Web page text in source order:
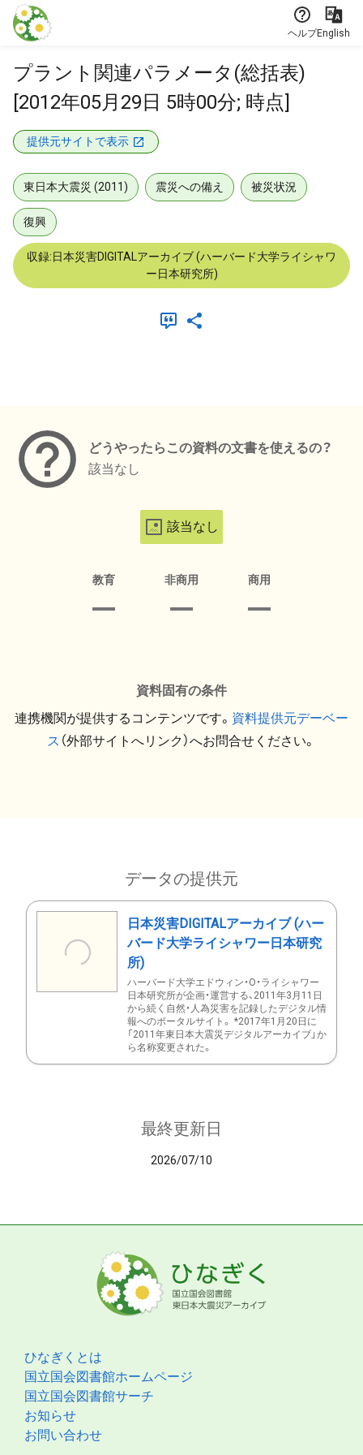
本文に飛ぶ
ヘルプEnglish
プラント関連パラメータ(総括表)
[2012年05月29日 5時00分; 時点]
提供元サイトで表示
東日本大震災 (2011) 震災への備え 被災状況
復興
収録:日本災害DIGITALアーカイブ (ハーバード大学ライシャワ
ー日本研究所)
どうやったらこの資料の文書を使えるの？
該当なし
該当なし
教育 非商用 商用
資料固有の条件
連携機関が提供するコンテンツです。 資料提供元デーベー
ス （外部サイトへリンク）へお問合せください。
データの提供元
日本災害DIGITALアーカイブ (ハー
バード大学ライシャワー日本研究
所)
ハーバード大学エドウィン・O・ライシャワー
日本研究所が企画・運営する、2011年3月11日
から続く自然・人為災害を記録したデジタル情
報へのポータルサイト。 *2017年1月20日に
「2011年東日本大震災デジタルアーカイブ」か
ら名称変更された。
最終更新日
2026/07/10
ひなぎくとは
国立国会図書館ホームページ
国立国会図書館サーチ
お知らせ
お問い合わせ